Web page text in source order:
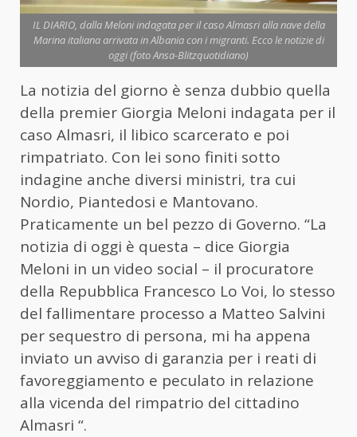
IL DIARIO, dalla Meloni indagata per il caso Almasri alla nave della
Marina italiana arrivata in Albania con i migranti. Ecco le notizie di
oggi (foto Ansa-Blitzquotidiano)
La notizia del giorno è senza dubbio quella
della premier Giorgia Meloni indagata per il
caso Almasri, il libico scarcerato e poi
rimpatriato. Con lei sono finiti sotto
indagine anche diversi ministri, tra cui
Nordio, Piantedosi e Mantovano.
Praticamente un bel pezzo di Governo. “La
notizia di oggi è questa – dice Giorgia
Meloni in un video social – il procuratore
della Repubblica Francesco Lo Voi, lo stesso
del fallimentare processo a Matteo Salvini
per sequestro di persona, mi ha appena
inviato un avviso di garanzia per i reati di
favoreggiamento e peculato in relazione
alla vicenda del rimpatrio del cittadino
Almasri “.